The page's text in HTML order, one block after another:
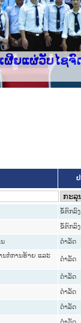
ໄຊຈົດໝາຍເຫ
ຂໍ້ຕົກລົງ
ຂໍ້ຕົກລົງ
ດໍາລັດ
ນກໍ່ການຮ້າຍ ແລະ
ດໍາລັດ
ດໍາລັດ
ດໍາລັດ
ດໍາລັດ
ດໍາລັດ